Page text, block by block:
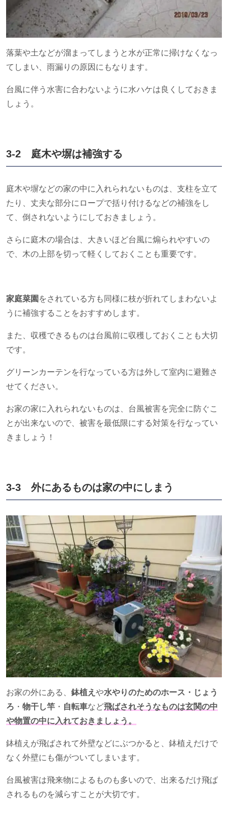
落葉や土などが溜まってしまうと水が正常に掃けなくなっ
てしまい、雨漏りの原因にもなります。
台風に伴う水害に合わないように水ハケは良くしておきま
しょう。
3-2 庭木や塀は補強する
庭木や塀などの家の中に入れられないものは、支柱を立て
たり、丈夫な部分にロープで括り付けるなどの補強をし
て、倒されないようにしておきましょう。
さらに庭木の場合は、大きいほど台風に煽られやすいの
で、木の上部を切って軽くしておくことも重要です。
家庭菜園 をされている方も同様に枝が折れてしまわないよ
うに補強することをおすすめします。
また、収穫できるものは台風前に収穫しておくことも大切
です。
グリーンカーテンを行なっている方は外して室内に避難さ
せてください。
お家の家に入れられないものは、台風被害を完全に防ぐこ
とが出来ないので、被害を最低限にする対策を行なってい
きましょう！
3-3 外にあるものは家の中にしまう
お家の外にある、 鉢植え や水やりのためのホース・じょう
ろ ・ 物干し竿 ・ 自転車など飛ばされそうなものは玄関の中
や物置の中に入れておきましょう。
鉢植えが飛ばされて外壁などにぶつかると、鉢植えだけで
なく外壁にも傷がついてしまいます。
台風被害は飛来物によるものも多いので、出来るだけ飛ば
されるものを減らすことが大切です。